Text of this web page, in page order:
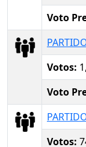
Voto
Votos:
Voto
Votos: